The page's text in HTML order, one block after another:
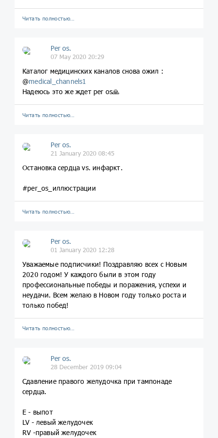
Читать полностью…
Per os.
07 May 2020 20:29
Каталог медицинских каналов снова ожил :
@medical_channels1
Надеюсь это же ждет per os🙏
Читать полностью…
Per os.
21 January 2020 08:45
Остановка сердца vs. инфаркт.
#per_os_иллюстрации
Читать полностью…
Per os.
01 January 2020 12:28
Уважаемые подписчики! Поздравляю всех с Новым
2020 годом! У каждого были в этом году
профессиональные победы и поражения, успехи и
неудачи. Всем желаю в Новом году только роста и
только побед!
Читать полностью…
Per os.
28 December 2019 09:04
Сдавление правого желудочка при тампонаде
сердца.
E - выпот
LV - левый желудочек
RV -правый желудочек